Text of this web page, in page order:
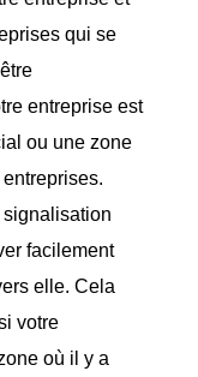
qui se
entreprise est
ou une zone
facilement
elle. Cela
votre
où il y a